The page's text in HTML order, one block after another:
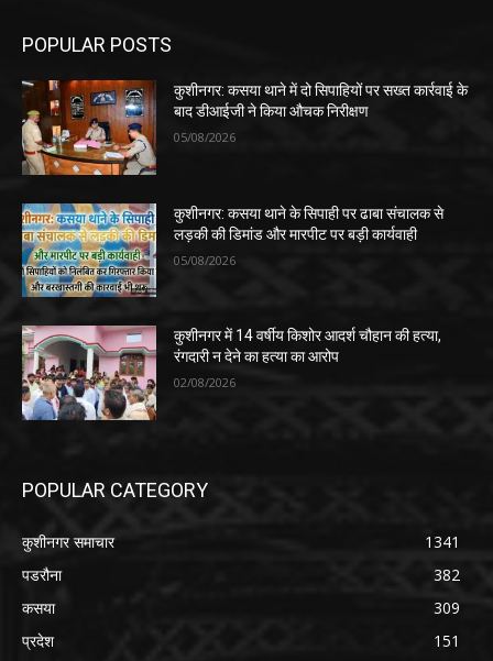
POPULAR POSTS
कुशीनगर: कसया थाने में दो सिपाहियों पर सख्त कार्रवाई के
बाद डीआईजी ने किया औचक निरीक्षण
05/08/2026
कुशीनगर: कसया थाने के सिपाही पर ढाबा संचालक से
लड़की की डिमांड और मारपीट पर बड़ी कार्यवाही
05/08/2026
कुशीनगर में 14 वर्षीय किशोर आदर्श चौहान की हत्या,
रंगदारी न देने का हत्या का आरोप
02/08/2026
POPULAR CATEGORY
कुशीनगर समाचार
1341
पडरौना
382
कसया
309
प्रदेश
151